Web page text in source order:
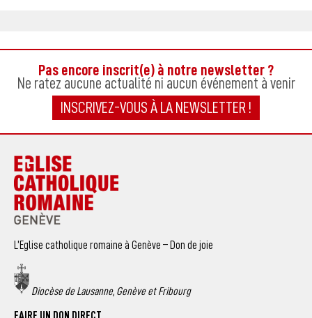
Pas encore inscrit(e) à notre newsletter ?
Ne ratez aucune actualité ni aucun événement à venir
INSCRIVEZ-VOUS À LA NEWSLETTER !
L’Eglise catholique romaine à Genève – Don de joie
Diocèse de Lausanne, Genève et Fribourg
FAIRE UN DON DIRECT